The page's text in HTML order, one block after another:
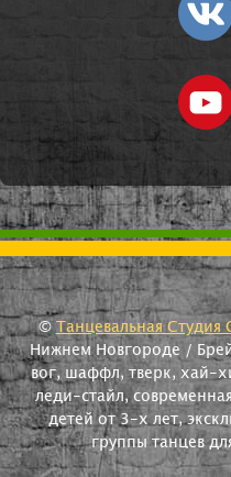
©Танцевальная Студия
Нижнем Новгороде /
вог, шаффл, тверк, хай-
леди-стайл,
детей от 3-х лет,
группы танцев